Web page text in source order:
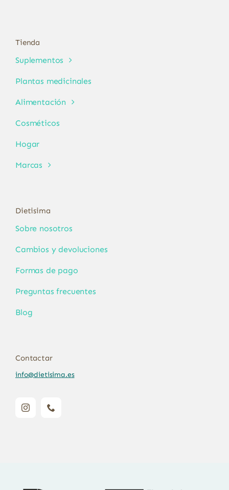
Tienda
Suplementos
Plantas medicinales
Alimentación
Cosméticos
Hogar
Marcas
Dietisima
Sobre nosotros
Cambios y devoluciones
Formas de pago
Preguntas frecuentes
Blog
Contactar
info@dietisima.es